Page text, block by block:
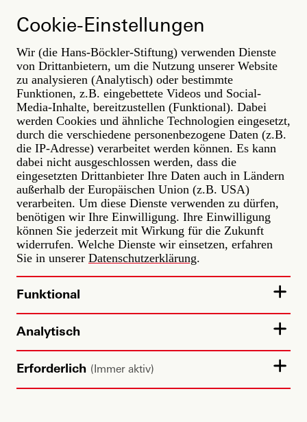
Cookie-Einstellungen
Wir (die Hans-Böckler-Stiftung) verwenden Dienste
von Drittanbietern, um die Nutzung unserer Website
zu analysieren (Analytisch) oder bestimmte
Funktionen, z.B. eingebettete Videos und Social-
Media-Inhalte, bereitzustellen (Funktional). Dabei
werden Cookies und ähnliche Technologien eingesetzt,
durch die verschiedene personenbezogene Daten (z.B.
die IP-Adresse) verarbeitet werden können. Es kann
dabei nicht ausgeschlossen werden, dass die
eingesetzten Drittanbieter Ihre Daten auch in Ländern
außerhalb der Europäischen Union (z.B. USA)
verarbeiten. Um diese Dienste verwenden zu dürfen,
benötigen wir Ihre Einwilligung. Ihre Einwilligung
können Sie jederzeit mit Wirkung für die Zukunft
widerrufen. Welche Dienste wir einsetzen, erfahren
Sie in unserer Datenschutzerklärung.
Funktional
Analytisch
Erforderlich (Immer aktiv)
Inhalt
LABOR.A
Textperformance HUMAN
English available Deutsche Gebärdensprache
1 | Moskau
15.09.2026, 11:00 - 11:30 MESZ
Eine Textperformance von Poetry Slammerin Lisa-
Pauline Wagner.
Referent*innen
LISA PAULINE WAGNER